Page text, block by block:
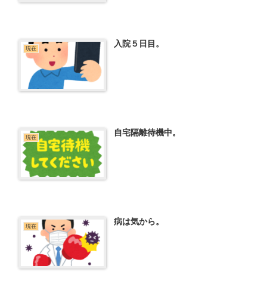
現在 入院５日目。
現在 自宅隔離待機中。
現在 病は気から。